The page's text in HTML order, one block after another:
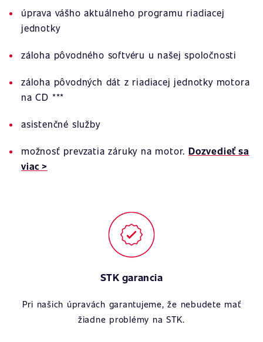
úprava vášho aktuálneho programu riadiacej
jednotky
záloha pôvodného softvéru u našej spoločnosti
záloha pôvodných dát z riadiacej jednotky motora
na CD ***
asistenčné služby
možnosť prevzatia záruky na motor. Dozvedieť sa
viac >
STK garancia
Pri našich úpravách garantujeme, že nebudete mať
žiadne problémy na STK.